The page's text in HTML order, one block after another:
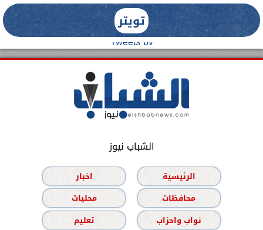
تويتر
Tweets by
الشباب نيوز
الرئيسية
اخبار
محافظات
محليات
نواب واحزاب
تعليم